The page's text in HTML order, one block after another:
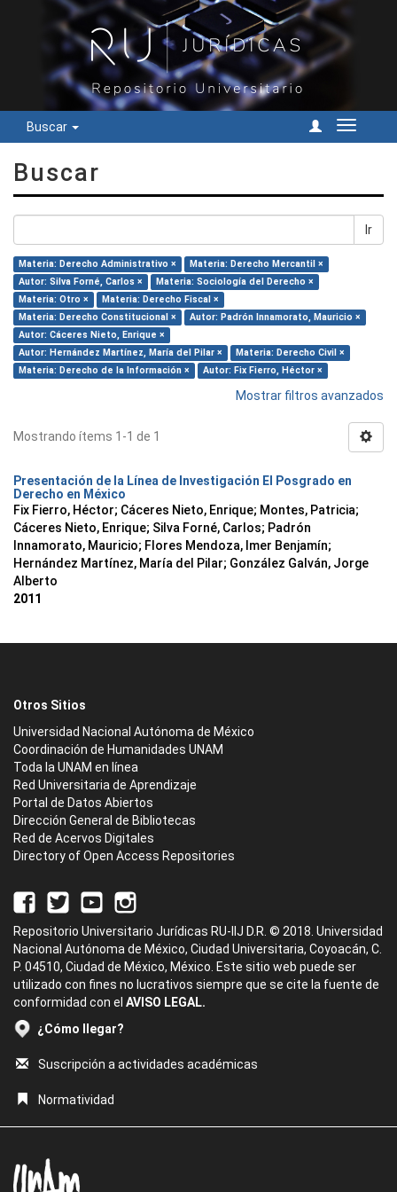
Buscar
Cambiar
Buscar
Ir
Materia: Derecho Administrativo ×
Materia: Derecho Mercantil ×
Autor: Silva Forné, Carlos ×
Materia: Sociología del Derecho ×
Materia: Otro ×
Materia: Derecho Fiscal ×
Materia: Derecho Constitucional ×
Autor: Padrón Innamorato, Mauricio ×
Autor: Cáceres Nieto, Enrique ×
Autor: Hernández Martínez, María del Pilar ×
Materia: Derecho Civil ×
Materia: Derecho de la Información ×
Autor: Fix Fierro, Héctor ×
Mostrar filtros avanzados
Mostrando ítems 1-1 de 1
Presentación de la Línea de Investigación El Posgrado en
Derecho en México
Fix Fierro, Héctor; Cáceres Nieto, Enrique; Montes, Patricia;
Cáceres Nieto, Enrique; Silva Forné, Carlos; Padrón
Innamorato, Mauricio; Flores Mendoza, Imer Benjamín;
Hernández Martínez, María del Pilar; González Galván, Jorge
Alberto
2011
Otros Sitios
Universidad Nacional Autónoma de México
Coordinación de Humanidades UNAM
Toda la UNAM en línea
Red Universitaria de Aprendizaje
Portal de Datos Abiertos
Dirección General de Bibliotecas
Red de Acervos Digitales
Directory of Open Access Repositories
Repositorio Universitario Jurídicas RU-IIJ D.R. © 2018. Universidad
Nacional Autónoma de México, Ciudad Universitaria, Coyoacán, C.
P. 04510, Ciudad de México, México. Este sitio web puede ser
utilizado con fines no lucrativos siempre que se cite la fuente de
conformidad con el AVISO LEGAL.
¿Cómo llegar?
Suscripción a actividades académicas
Normatividad